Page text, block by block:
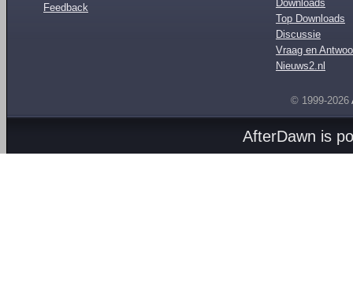
Feedback
Downloads
Top Downloads
Discussie
Vraag en
Nieuws2.nl
© 1999-2026
AfterDawn is